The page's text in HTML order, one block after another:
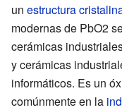
un estructura
modernas de PbO2
cerámicas
y cerámicas
informáticos. Es un
comúnmente en la